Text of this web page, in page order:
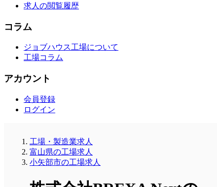
求人の閲覧履歴
コラム
ジョブハウス工場について
工場コラム
アカウント
会員登録
ログイン
工場・製造業求人
富山県の工場求人
小矢部市の工場求人